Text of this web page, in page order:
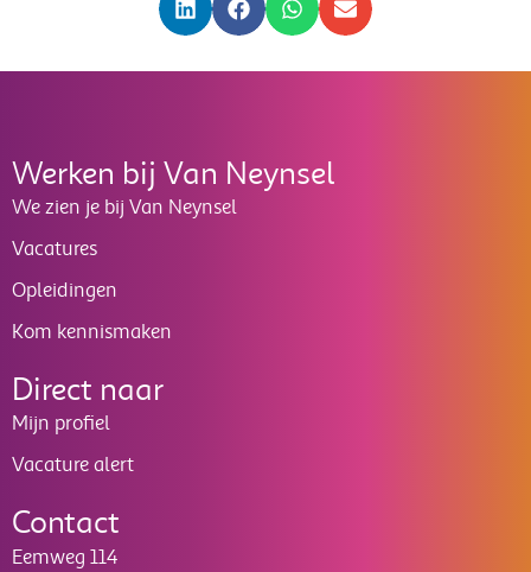
Werken bij Van Neynsel
We zien je bij Van Neynsel
Vacatures
Opleidingen
Kom kennismaken
Direct naar
Mijn profiel
Vacature alert
Contact
Eemweg 114